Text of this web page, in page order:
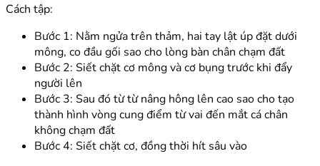
Cách tập:
Bước 1: Nằm ngửa trên thảm, hai tay lật úp đặt dưới
mông, co đầu gối sao cho lòng bàn chân chạm đất
Bước 2: Siết chặt cơ mông và cơ bụng trước khi đẩy
người lên
Bước 3: Sau đó từ từ nâng hông lên cao sao cho tạo
thành hình vòng cung điểm từ vai đến mắt cá chân
không chạm đất
Bước 4: Siết chặt cơ, đồng thời hít sâu vào